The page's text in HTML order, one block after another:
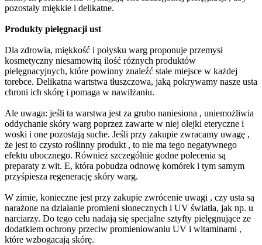
pozostały miękkie i delikatne.
Produkty pielęgnacji ust
Dla zdrowia, miękkość i połysku warg proponuje przemysł
kosmetyczny niesamowitą ilość różnych produktów
pielęgnacyjnych, które powinny znaleźć stałe miejsce w każdej
torebce. Delikatna wartstwa tłuszczowa, jaką pokrywamy nasze usta
chroni ich skórę i pomaga w nawilżaniu.
Ale uwaga: jeśli ta warstwa jest za grubo naniesiona , uniemożliwia
oddychanie skóry warg poprzez zawarte w niej olejki eteryczne i
woski i one pozostają suche. Jeśli przy zakupie zwracamy uwagę ,
że jest to czysto roślinny produkt , to nie ma tego negatywnego
efektu ubocznego. Również szczególnie godne polecenia są
preparaty z wit. E, która pobudza odnowę komórek i tym samym
przyśpiesza regenerację skóry warg.
W zimie, konieczne jest przy zakupie zwrócenie uwagi , czy usta są
narażone na działanie promieni słonecznych i UV światła, jak np. u
narciarzy. Do tego celu nadają się specjalne sztyfty pielęgnujące ze
dodatkiem ochrony przeciw promieniowaniu UV i witaminami ,
które wzbogacają skórę.